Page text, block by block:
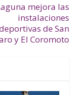
mejora las
instalaciones
de San
y El Coromoto